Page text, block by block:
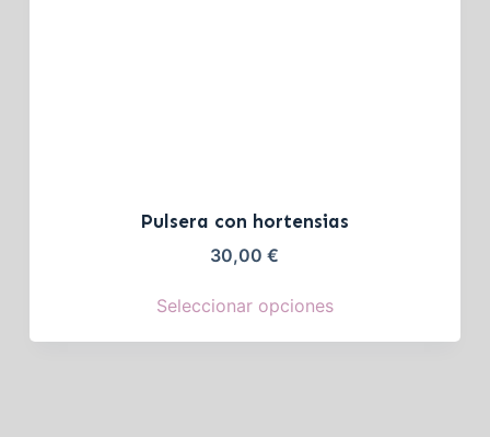
Pulsera con hortensias
30,00€
Seleccionar opciones